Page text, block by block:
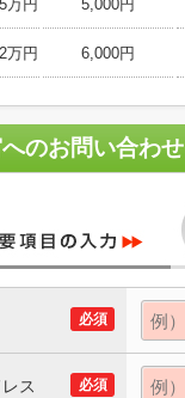
万円 5,000円
万円 6,000円
へのお問い合わせ
必須
必須
ス